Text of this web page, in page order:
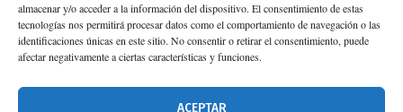
almacenar y/o acceder a la información del dispositivo. El consentimiento de estas
tecnologías nos permitirá procesar datos como el comportamiento de navegación o las
identificaciones únicas en este sitio. No consentir o retirar el consentimiento, puede
afectar negativamente a ciertas características y funciones.
ACEPTAR